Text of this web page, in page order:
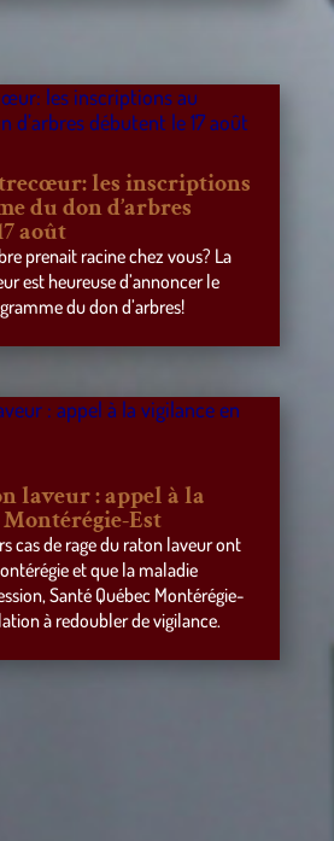
les inscriptions
du don d’arbres
août
prenait racine chez vous? La
est heureuse d’annoncer le
du don d’arbres!
laveur : appel à la
Est
cas de rage du raton laveur ont
et que la maladie
Santé Québec Montérégie-
à redoubler de vigilance.